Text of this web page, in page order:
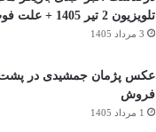
تلویزیون 2 تیر 1405 + علت فوت
3 مرداد 1405
عکس پژمان جمشیدی در پشت
فروش
1 مرداد 1405